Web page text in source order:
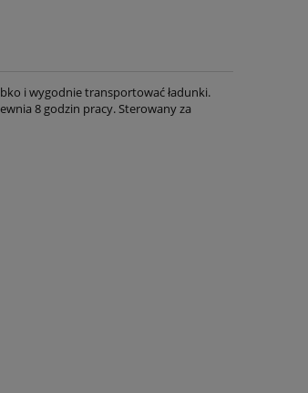
i wygodnie transportować ładunki.
8 godzin pracy. Sterowany za